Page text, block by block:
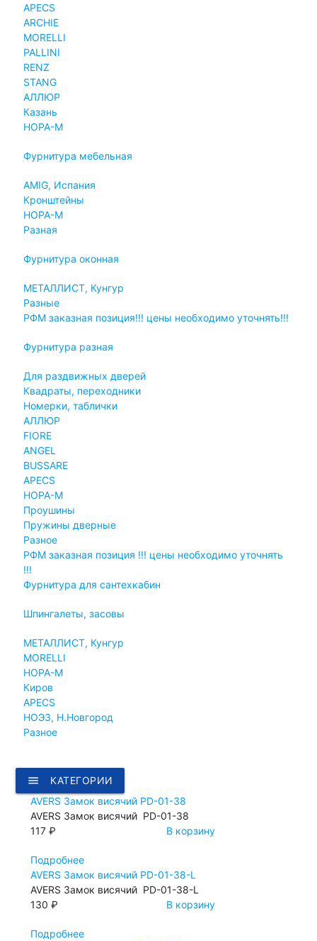
APECS
ARCHIE
MORELLI
PALLINI
RENZ
STANG
АЛЛЮР
Казань
НОРА-М
Фурнитура мебельная
AMIG, Испания
Кронштейны
НОРА-М
Разная
Фурнитура оконная
МЕТАЛЛИСТ, Кунгур
Разные
РФМ заказная позиция!!! цены необходимо уточнять!!!
Фурнитура разная
Для раздвижных дверей
Квадраты, переходники
Номерки, таблички
АЛЛЮР
FIORE
ANGEL
BUSSARE
APECS
НОРА-М
Проушины
Пружины дверные
Разное
РФМ заказная позиция !!! цены необходимо уточнять
!!!
Фурнитура для сантехкабин
Шпингалеты, засовы
МЕТАЛЛИСТ, Кунгур
MORELLI
НОРА-М
Киров
APECS
НОЭЗ, Н.Новгород
Разное
menu
КАТЕГОРИИ
AVERS Замок висячий PD-01-38
AVERS Замок висячий PD-01-38
117 ₽
В корзину
Подробнее
AVERS Замок висячий PD-01-38-L
AVERS Замок висячий PD-01-38-L
130 ₽
В корзину
Подробнее